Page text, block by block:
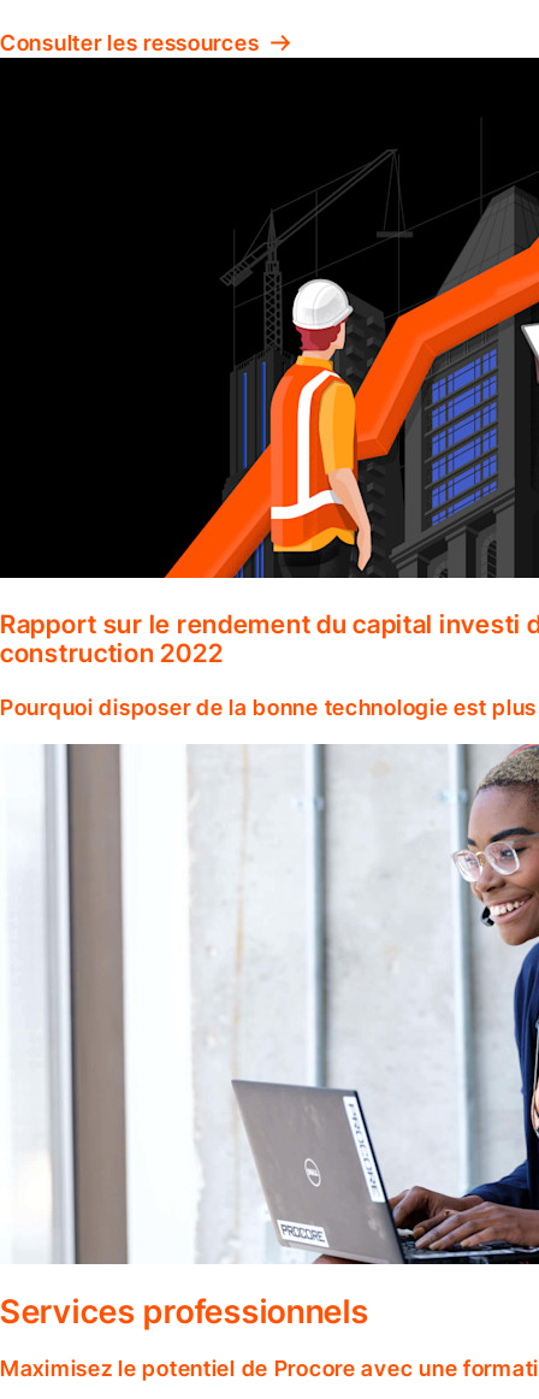
Consulter les ressources
Rapport sur le rendement du capital investi
construction 2022
Pourquoi disposer de la bonne technologie est
Services professionnels
Maximisez le potentiel de Procore avec une